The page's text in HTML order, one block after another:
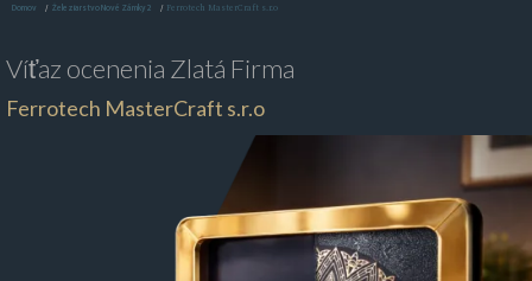
Domov Železiarstvo Nové Zámky 2 Ferrotech MasterCraft s.r.o
Víťaz ocenenia Zlatá Firma
Ferrotech MasterCraft s.r.o